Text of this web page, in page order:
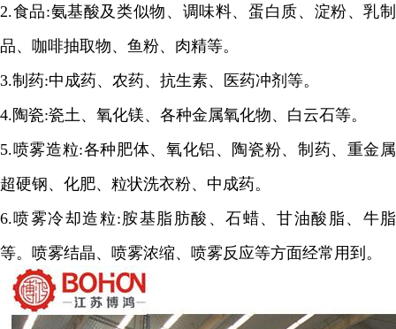
2.食品:氨基酸及类似物、调味料、蛋白质、淀粉、乳制
品、咖啡抽取物、鱼粉、肉精等。
3.制药:中成药、农药、抗生素、医药冲剂等。
4. 陶瓷:瓷土、氧化镁、各种金属氧化物、白云石等。
5.喷雾造粒:各种肥体、氧化铝、陶瓷粉、制药、重金属
超硬钢、化肥、粒状洗衣粉、中成药。
6.喷雾冷却造粒:胺基脂肪酸、石蜡、甘油酸脂、牛脂
等。喷雾结晶、喷雾浓缩、喷雾反应等方面经常用到。